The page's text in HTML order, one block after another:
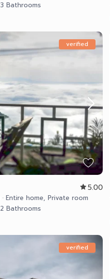
3 Bathrooms
verified
5.00
· Entire home, Private room
2 Bathrooms
verified